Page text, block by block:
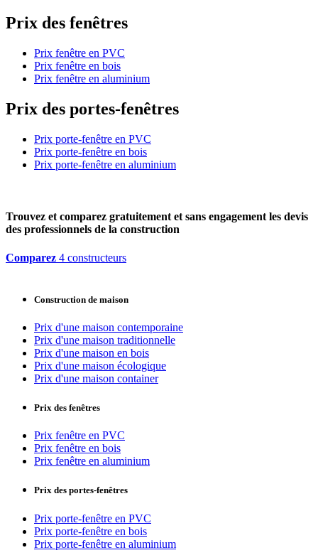
Prix des fenêtres
Prix fenêtre en PVC
Prix fenêtre en bois
Prix fenêtre en aluminium
Prix des portes-fenêtres
Prix porte-fenêtre en PVC
Prix porte-fenêtre en bois
Prix porte-fenêtre en aluminium
Trouvez et comparez gratuitement et sans engagement les devis
des professionnels de la construction
Comparez 4 constructeurs
Construction de maison
Prix d'une maison contemporaine
Prix d'une maison traditionnelle
Prix d'une maison en bois
Prix d'une maison écologique
Prix d'une maison container
Prix des fenêtres
Prix fenêtre en PVC
Prix fenêtre en bois
Prix fenêtre en aluminium
Prix des portes-fenêtres
Prix porte-fenêtre en PVC
Prix porte-fenêtre en bois
Prix porte-fenêtre en aluminium